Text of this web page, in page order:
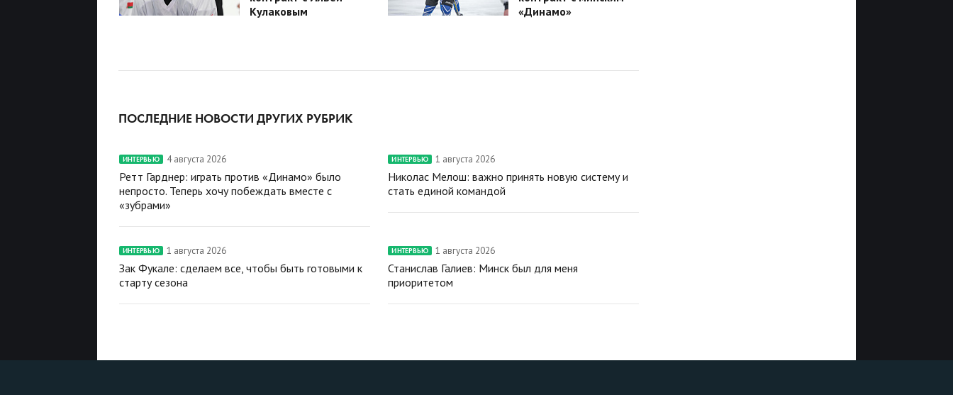
Кулаковым
«Динамо»
ПОСЛЕДНИЕ НОВОСТИ ДРУГИХ РУБРИК
ИНТЕРВЬЮ 4 августа 2026
Ретт Гарднер: играть против «Динамо» было
непросто. Теперь хочу побеждать вместе с
«зубрами»
ИНТЕРВЬЮ 1 августа 2026
Николас Мелош: важно принять новую систему и
стать единой командой
ИНТЕРВЬЮ 1 августа 2026
Зак Фукале: сделаем все, чтобы быть готовыми к
старту сезона
ИНТЕРВЬЮ 1 августа 2026
Станислав Галиев: Минск был для меня
приоритетом